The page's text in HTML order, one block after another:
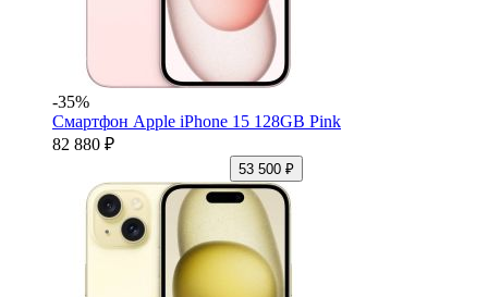
-35%
Смартфон Apple iPhone 15 128GB Pink
82 880 ₽
53 500 ₽